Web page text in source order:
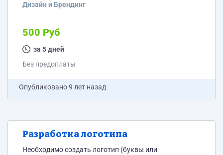
Только профессиональные дипломированные
выходные и праздничные дни
Дизайн и Брендинг
500 Руб
за 5 дней
Без предоплаты
Опубликовано9 лет назад
Разработка логотипа
Необходимо создать логотип (буквы или